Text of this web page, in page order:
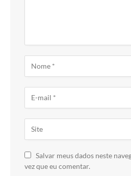
Salvar meus dados neste
vez que eu comentar.